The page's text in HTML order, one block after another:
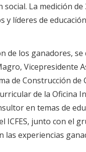
La medición
y líderes de
de los ganadores,
Vicepresidente
de Construcción de
de la Oficina
en temas de
ICFES, junto con el
las experiencias